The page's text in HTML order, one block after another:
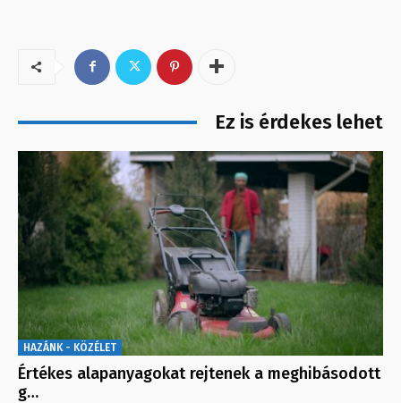
Ez is érdekes lehet
HAZÁNK - KÖZÉLET
Értékes alapanyagokat rejtenek a meghibásodott
g…